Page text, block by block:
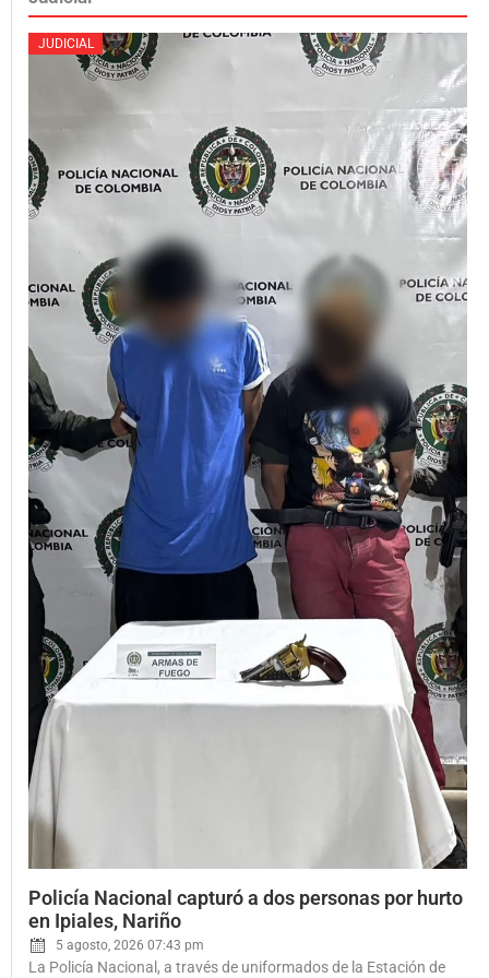
JUDICIAL
Policía Nacional capturó a dos personas por hurto
en Ipiales, Nariño
on
5 agosto, 2026 07:43 pm
La Policía Nacional, a través de uniformados de la Estación de